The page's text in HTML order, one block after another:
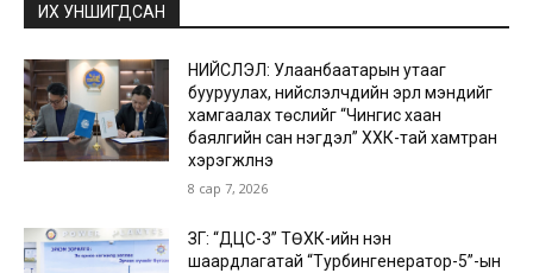
ИХ УНШИГДСАН
НИЙСЛЭЛ: Улаанбаатарын утааг
бууруулах, нийслэлчүүдийн эрүүл мэндийг
хамгаалах төслийг “Чингис хаан
баялгийн сан нэгдэл” ХХК-тай хамтран
хэрэгжүүлнэ
8 сар 7, 2026
ЗГ: “ДЦС-3” ТӨХК-ийн нэн
шаардлагатай “Турбингенератор-5”-ын